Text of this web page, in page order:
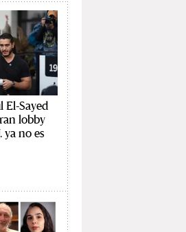
El-Sayed
lobby
ya no es